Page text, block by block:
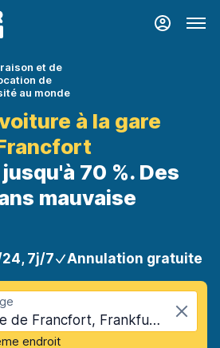
et de
de
au monde
à la gare
70 %. Des
mauvaise
7j/7 Annulation gratuite
Gare centrale de Francfort, Frankfurt, Allemagne
endroit